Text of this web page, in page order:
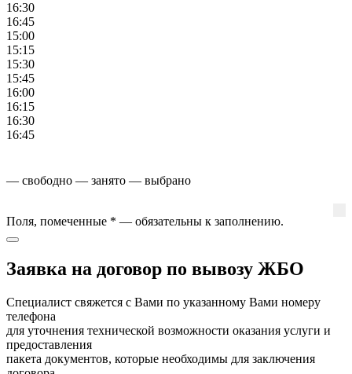
16:30
16:45
15:00
15:15
15:30
15:45
16:00
16:15
16:30
16:45
— свободно — занято — выбрано
Поля, помеченные * — обязательны к заполнению.
Заявка на договор по вывозу ЖБО
Специалист свяжется с Вами по указанному Вами номеру
телефона
для уточнения технической возможности оказания услуги и
предоставления
пакета документов, которые необходимы для заключения